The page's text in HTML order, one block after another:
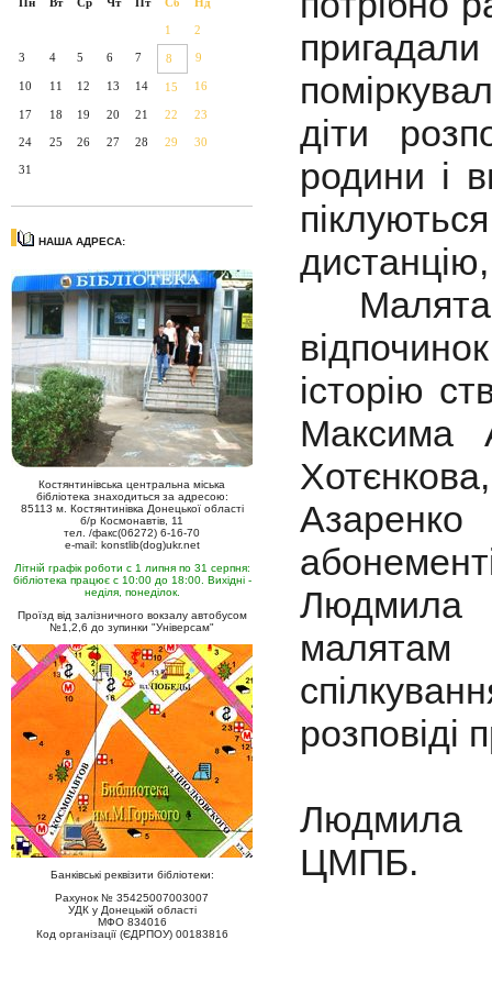
1 2
3 4 5 6 7 8 9
10 11 12 13 14 15 16
17 18 19 20 21 22 23
24 25 26 27 28 29 30
31
НАША АДРЕСА:
Костянтинівська центральна міська
бібліотека знаходиться за адресою:
85113 м. Костянтинівка Донецької області
б/р Космонавтів, 11
тел. /факс(06272) 6-16-70
e-mail: konstlib(dog)ukr.net
Літній графік роботи с 1 липня по 31 серпня:
бібліотека працює с 10:00 до 18:00. Вихідні -
неділя, понеділок.
Проїзд від залізничного вокзалу автобусом
№1,2,6 до зупинки "Універсам"
Банківські реквізити бібліотеки:
Рахунок № 35425007003007
УДК у Донецькій області
МФО 834016
Код організації (ЄДРПОУ) 00183816
діти
родини і
Малята
історію
Максима
Людмила
розповіді
Людмила
ЦМПБ.